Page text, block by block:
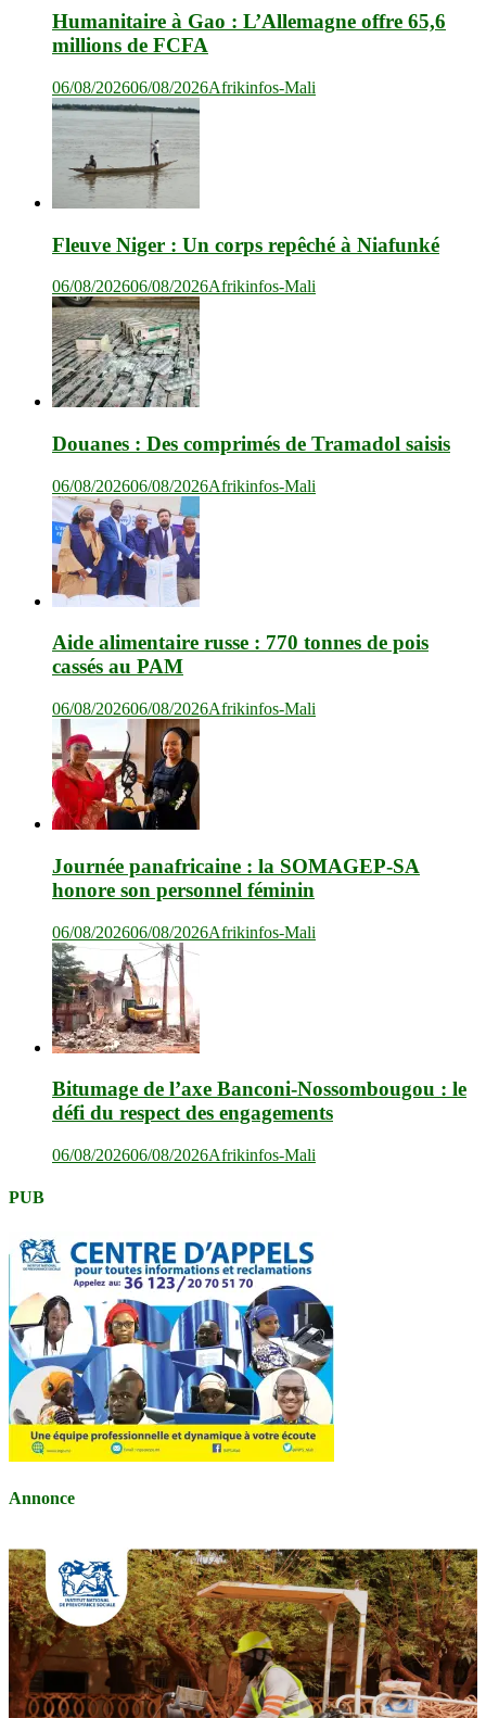
Humanitaire à Gao : L’Allemagne offre 65,6
millions de FCFA
06/08/202606/08/2026Afrikinfos-Mali
Fleuve Niger : Un corps repêché à Niafunké
06/08/202606/08/2026Afrikinfos-Mali
Douanes : Des comprimés de Tramadol saisis
06/08/202606/08/2026Afrikinfos-Mali
Aide alimentaire russe : 770 tonnes de pois
cassés au PAM
06/08/202606/08/2026Afrikinfos-Mali
Journée panafricaine : la SOMAGEP-SA
honore son personnel féminin
06/08/202606/08/2026Afrikinfos-Mali
Bitumage de l’axe Banconi-Nossombougou : le
défi du respect des engagements
06/08/202606/08/2026Afrikinfos-Mali
PUB
Annonce